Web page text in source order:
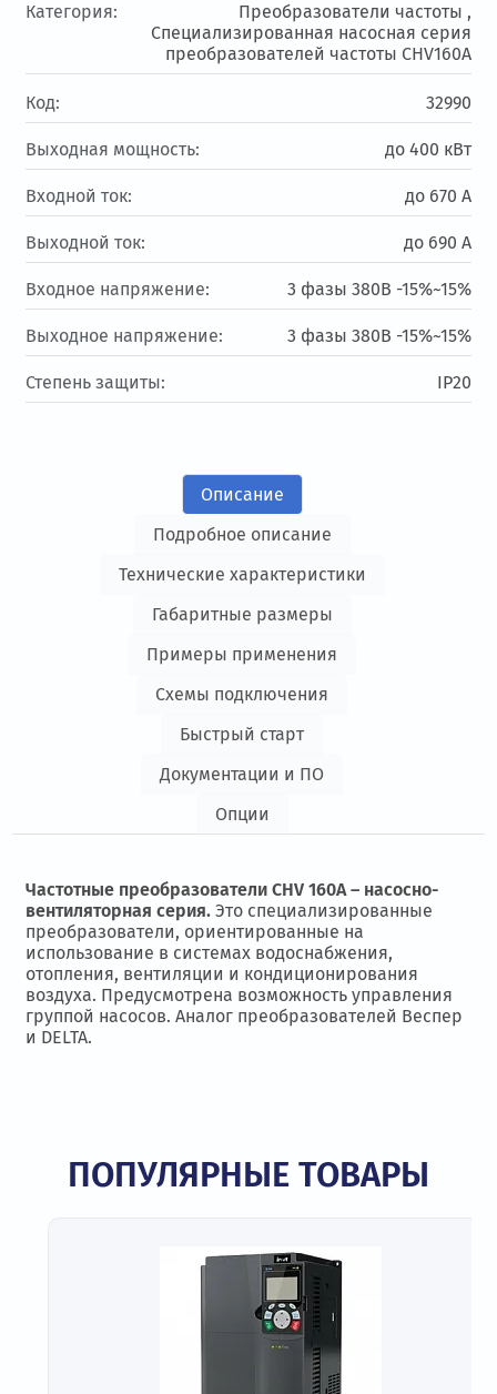
Категория:
Преобразователи частоты ,
Специализированная насосная серия
преобразователей частоты CHV160А
Код: 32990
Выходная мощность: до 400 кВт
Входной ток: до 670 А
Выходной ток: до 690 А
Входное напряжение: 3 фазы 380В -15%~15%
Выходное напряжение: 3 фазы 380В -15%~15%
Степень защиты: IP20
Описание
Подробное описание
Технические характеристики
Габаритные размеры
Примеры применения
Схемы подключения
Быстрый старт
Документации и ПО
Опции
Частотные преобразователи CHV 160A – насосно-
вентиляторная серия. Это специализированные
преобразователи, ориентированные на
использование в системах водоснабжения,
отопления, вентиляции и кондиционирования
воздуха. Предусмотрена возможность управления
группой насосов. Аналог преобразователей Веспер
и DELTA.
ПОПУЛЯРНЫЕ ТОВАРЫ